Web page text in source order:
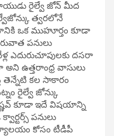
రైల్వే జోన్ మీద
త్వరలోనే
ఒక ముహూర్తం కూడా
పనులు
ఎదురుచూపులకు దసరా
ఉత్తరాంధ్ర వాసులు
తెన్నేటి కల సాకారం
రైల్వే జోన్కు
కూడా ఇదే విషయాన్ని
పనులు
కోసం టీడీపీ